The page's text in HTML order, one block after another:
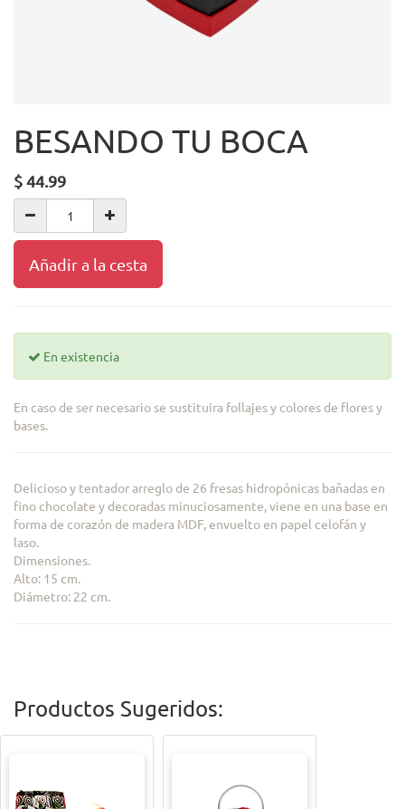
BESANDO TU BOCA
$44.99
Añadir a la cesta
En existencia
En caso de ser necesario se sustituira follajes y colores de flores y
bases.
Delicioso y tentador arreglo de 26 fresas hidropónicas bañadas en
fino chocolate y decoradas minuciosamente, viene en una base en
forma de corazón de madera MDF, envuelto en papel celofán y
laso.
Dimensiones.
Alto: 15 cm.
Diámetro: 22 cm.
Productos Sugeridos: